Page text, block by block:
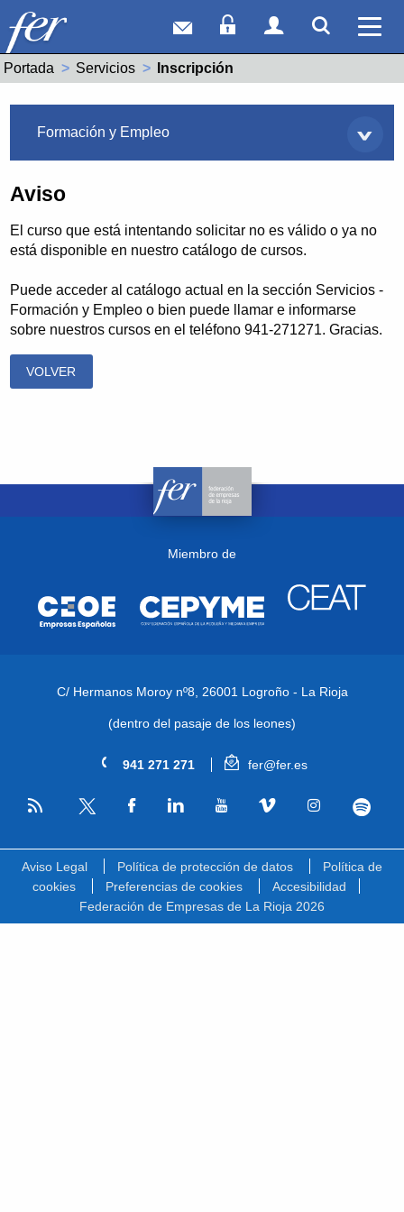
Correo webAcceso Socios
Acceso
Portada Servicios Actual:
Inscripción
Formación y Empleo
Aviso
El curso que está intentando solicitar no es válido o ya no
está disponible en nuestro catálogo de cursos.
Puede acceder al catálogo actual en la sección Servicios -
Formación y Empleo o bien puede llamar e informarse
sobre nuestros cursos en el teléfono 941-271271. Gracias.
VOLVER
Miembro de
C/ Hermanos Moroy nº8, 26001 Logroño - La Rioja
(dentro del pasaje de los leones)
941 271 271 fer@fer.es
RSS
Aviso Legal Política de protección de datos
Política de
cookies
Preferencias de cookies
Accesibilidad
Federación de Empresas de La Rioja 2026